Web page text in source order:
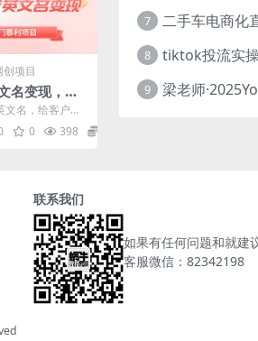
创项目
名变现，冷
，轻松日赚5
文名，给客户定
相似的英文
目比较冷门，...
0 398
7
8
9
联系我们
如果有任何问题和就建
客服微信：82342198